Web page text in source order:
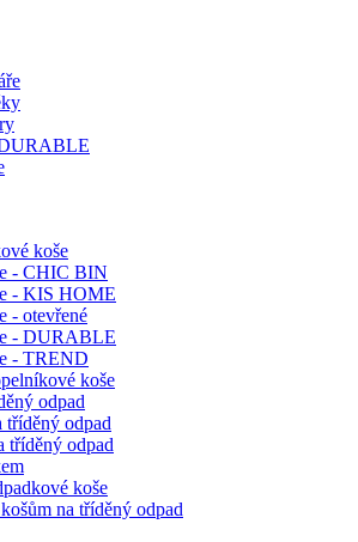
koše
- CHIC BIN
- KIS HOME
- otevřené
- DURABLE
- TREND
koše
odpad
tříděný odpad
tříděný odpad
koše
na tříděný odpad